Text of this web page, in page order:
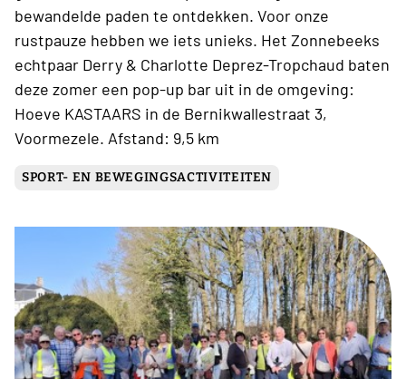
bewandelde paden te ontdekken. Voor onze
rustpauze hebben we iets unieks. Het Zonnebeeks
echtpaar Derry & Charlotte Deprez-Tropchaud baten
deze zomer een pop-up bar uit in de omgeving:
Hoeve KASTAARS in de Bernikwallestraat 3,
Voormezele. Afstand: 9,5 km
SPORT- EN BEWEGINGSACTIVITEITEN